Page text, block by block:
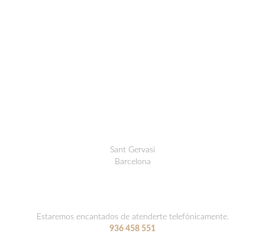
Sant Gervasi
Barcelona
Estaremos encantados de atenderte telefónicamente.
936 458 551